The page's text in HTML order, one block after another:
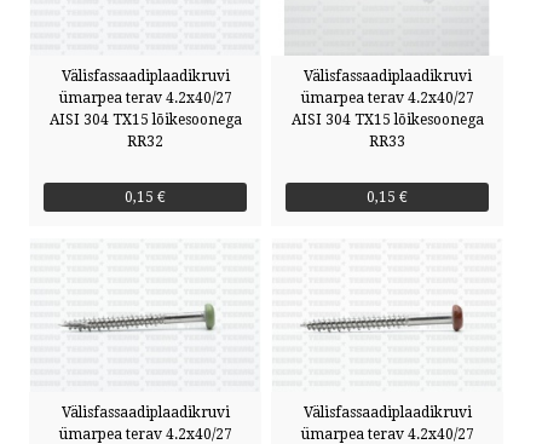
Välisfassaadiplaadikruvi
ümarpea terav 4.2x40/27
AISI 304 TX15 lõikesoonega
RR32
0,15 €
Välisfassaadiplaadikruvi
ümarpea terav 4.2x40/27
AISI 304 TX15 lõikesoonega
RR33
0,15 €
Välisfassaadiplaadikruvi
ümarpea terav 4.2x40/27
Välisfassaadiplaadikruvi
ümarpea terav 4.2x40/27